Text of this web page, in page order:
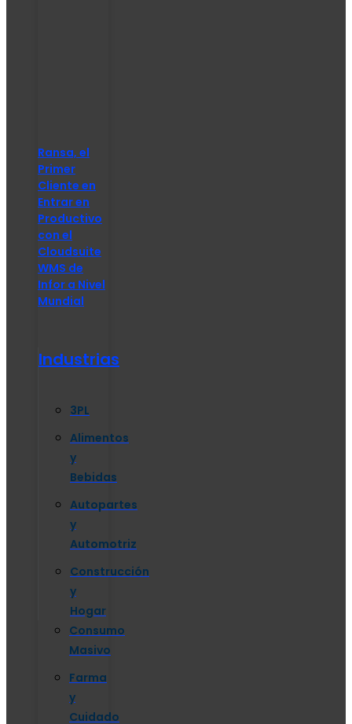
Ransa, el
Primer
Cliente en
Entrar en
Productivo
con el
Cloudsuite
WMS de
Infor a Nivel
Mundial
Industrias
3PL
Alimentos
y
Bebidas
Autopartes
y
Automotriz
Construcción
y
Hogar
Consumo
Masivo
Farma
y
Cuidado